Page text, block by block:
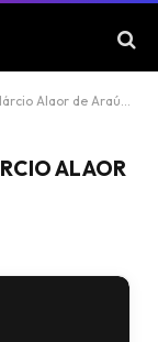
Alaor de Araújo"
ALAOR